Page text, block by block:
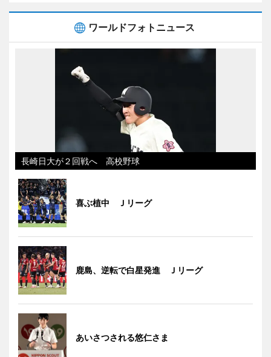
ワールドフォトニュース
長崎日大が２回戦へ 高校野球
喜ぶ植中 Ｊリーグ
鹿島、逆転で白星発進 Ｊリーグ
あいさつされる悠仁さま